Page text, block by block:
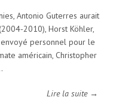
Antonio Guterres aurait
2010), Horst Köhler,
personnel pour le
américain, Christopher
Lire la suite →